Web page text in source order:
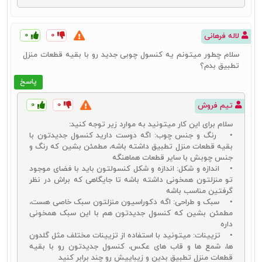
خرید اینترنتی در اختیار داشته باشید. البته لازم است تا قبل از خرید
ترکیب آن با دکور منزل خود دقت کرده و سپس برای خرید اقدام کنید.
قیمت کنسول چوبی کلاسیک نیز به عوامل مختلفی اعم از جنس چوب
مورد استفاده و نوع طرح آن بستگی خواهد داشت.
کنسول چوبی سلطنتی
نوع دیگری از کنسول چوبی که طرفداران خاص خود را داشته و برای
دکوراسیون‌های خاص مورد استفاده قرار می‌گیرد، کنسول چوبی سلطنتی
است. خرید کنسول چوبی سلطنتی بیشتر مخصوص دکوراسیون‌های خیلی
خاص است که در آن از محصولات دکوراتیوی مشابه با طرح‌های سلطنتی
استفاده شده است.در جدیدترین آینه و کنسول سلطنتی نیز شاهد
استفاده از طرح‌های بسیار شیک و لوکسی هستیم که می‌توانند زیبایی
بخش هر خانه‌ای و هر دکوراسیونی باشند.قیمت کنسول چوبی سلطنتی
معمولاً به دلیل نوع طرح‌های به کار گرفته شده روی آن ممکن است کمی
بالاتر از سایر مدل‌ها باشد. البته امکان تهیه این محصول با قیمت مناسب
نیز در دسترس کاربران قرار دارد. اگر به این سبک از محصولات دکوراتیو
علاقه دارید، حتماً توصیه می‌کنیم که تنوع کاملی از مدل‌های آن را مشاهده
کرده و سپس برای خرید بهترین و مناسب‌ترین مدل اقدام کنید.
لاله فرهانی ۰ ۰
پاسخ
سلام چطور میتونم یه کنسول چوبی جدید رو با بقیه قطعات منزل
تطبیق بدم؟
تیم فروش ۰ ۰
سلام برای این کار میتونید به موارد زیر توجه کنید:
• رنگ و جنس چوب: اگه دوست دارید کنسول جدیدتون با
بقیه قطعات منزل تطبیق داشته باشه، مطمئن بشین که رنگ و
جنس چوبش با سایر قطعات هماهنگه
• اندازه و شکل: اندازه و شکل کنسولتون باید با فضای موجود
تو منزلتون همخونی داشته باشه تا جایگاهی که براش در نظر
گرفتین مناسب باشه
• سبک و طراحی: اگه دکوراسیون منزلتون سبک خاصی هست،
مطمئن بشین که کنسول جدیدتون هم با این سبک همخونی
داره
• تزیینات: میتونید با استفاده از تزیینات مختلف مثل گلدون‌
ها، شمع‌ ها و قاب‌ های عکس، کنسول جدیدتون رو با بقیه
قطعات منزل تطبیق بدین و زیباییش رو چند برابر کنید